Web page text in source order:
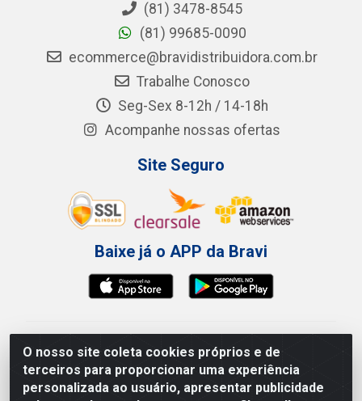
O nosso site coleta cookies próprios e de
terceiros para proporcionar uma experiência
personalizada ao usuário, apresentar publicidade
(81) 3478-8545
(81) 99685-0090
ecommerce@bravidistribuidora.com.br
Trabalhe Conosco
Seg-Sex 8-12h / 14-18h
Acompanhe nossas ofertas
Site Seguro
Baixe já o APP da Bravi
Bravi Consumíveis de Higiene e Descartáveis EIRELI -
CNPJ 19.457.137/0001-06
Av. Sul Gov. Cid Sampaio, 3125 - Galpão 000A -
Imbiribeira - Recife/PE - CEP 51.150-010